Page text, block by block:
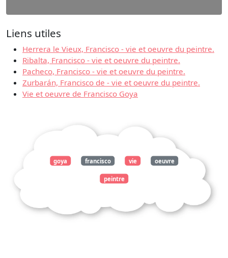
Liens utiles
Herrera le Vieux, Francisco - vie et oeuvre du peintre.
Ribalta, Francisco - vie et oeuvre du peintre.
Pacheco, Francisco - vie et oeuvre du peintre.
Zurbarán, Francisco de - vie et oeuvre du peintre.
Vie et oeuvre de Francisco Goya
goya francisco vie oeuvre
peintre